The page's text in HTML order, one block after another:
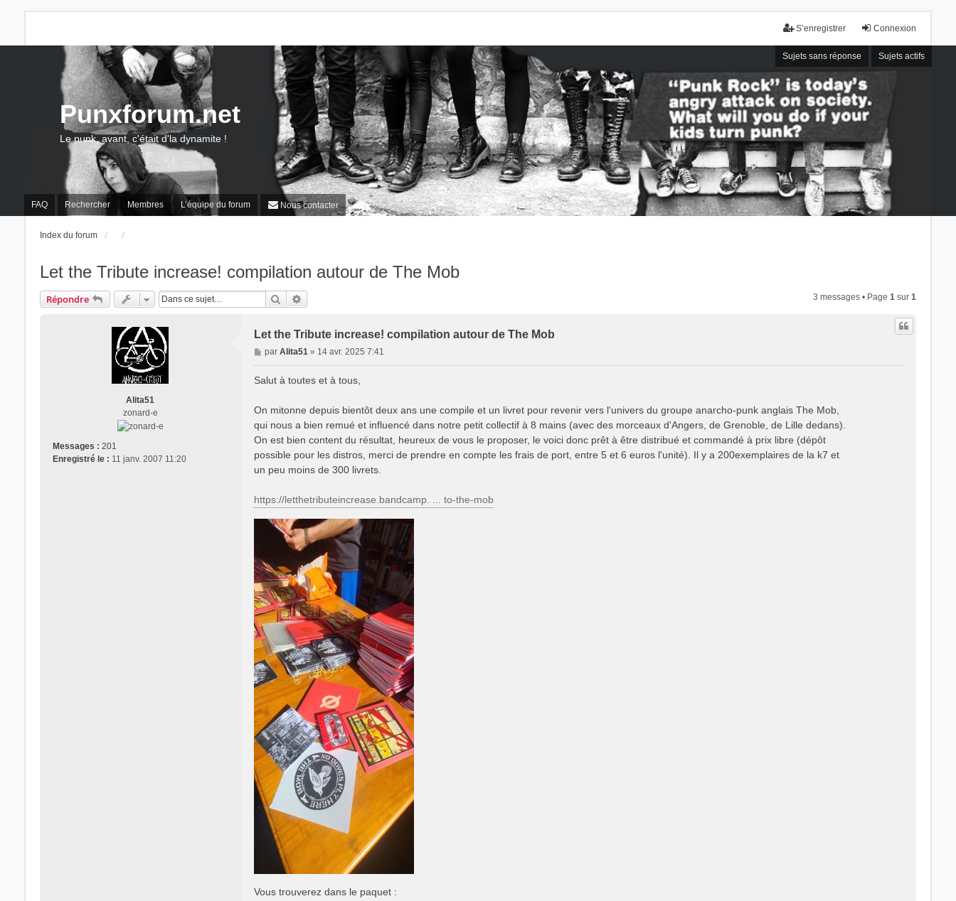
Connexion
S’enregistrer
Sujets sans réponse Sujets actifs
FAQ Rechercher Membres L’équipe du forum Nous contacter
Punxforum.net
Le punk, avant, c'était d'la dynamite !
Index du forum
Let the Tribute increase! compilation autour de The Mob
Répondre Rechercher 3 messages • Page1 sur1
Alita51
zonard-e
Messages : 201
Enregistré le : 11 janv. 2007 11:20
Let the Tribute increase! compilation autour de The Mob
M
e
g
e
parAlita51 » 14 avr. 2025 7:41
Salut à toutes et à tous,
On mitonne depuis bientôt deux ans une compile et un livret pour revenir vers l'univers du groupe anarcho-punk anglais The Mob,
qui nous a bien remué et influencé dans notre petit collectif à 8 mains (avec des morceaux d'Angers, de Grenoble, de Lille dedans).
On est bien content du résultat, heureux de vous le proposer, le voici donc prêt à être distribué et commandé à prix libre (dépôt
possible pour les distros, merci de prendre en compte les frais de port, entre 5 et 6 euros l'unité). Il y a 200exemplaires de la k7 et
un peu moins de 300 livrets.
https://letthetributeincrease.bandcamp. ... to-the-mob
Vous trouverez dans le paquet :